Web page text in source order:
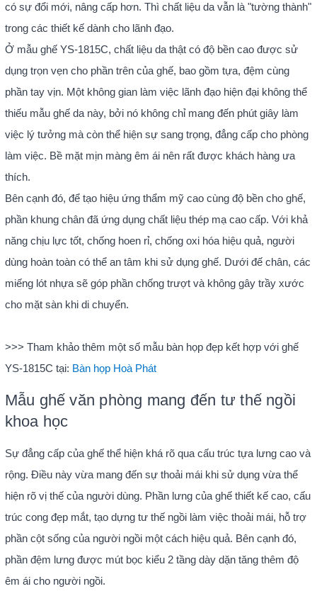
có sự đổi mới, nâng cấp hơn. Thì chất liệu da vẫn là "tường thành"
trong các thiết kế dành cho lãnh đạo.
Ở mẫu ghế YS-1815C, chất liệu da thật có độ bền cao được sử
dụng trọn vẹn cho phần trên của ghế, bao gồm tựa, đệm cùng
phần tay vịn. Một không gian làm việc lãnh đạo hiện đại không thể
thiếu mẫu ghế da này, bởi nó không chỉ mang đến phút giây làm
việc lý tưởng mà còn thể hiện sự sang trọng, đẳng cấp cho phòng
làm việc. Bề mặt mịn màng êm ái nên rất được khách hàng ưa
thích.
Bên cạnh đó, để tạo hiệu ứng thẩm mỹ cao cùng độ bền cho ghế,
phần khung chân đã ứng dụng chất liệu thép mạ cao cấp. Với khả
năng chịu lực tốt, chống hoen rỉ, chống oxi hóa hiệu quả, người
dùng hoàn toàn có thể an tâm khi sử dụng ghế. Dưới đế chân, các
miếng lót nhựa sẽ góp phần chống trượt và không gây trầy xước
cho mặt sàn khi di chuyển.
>>> Tham khảo thêm một số mẫu bàn họp đẹp kết hợp với ghế
YS-1815C tại: Bàn họp Hoà Phát
Mẫu ghế văn phòng mang đến tư thế ngồi
khoa học
Sự đẳng cấp của ghế thể hiện khá rõ qua cấu trúc tựa lưng cao và
rộng. Điều này vừa mang đến sự thoải mái khi sử dụng vừa thể
hiện rõ vị thế của người dùng. Phần lưng của ghế thiết kế cao, cấu
trúc cong đẹp mắt, tạo dựng tư thế ngồi làm việc thoải mái, hỗ trợ
phần cột sống của người ngồi một cách hiệu quả. Bên cạnh đó,
phần đệm lưng được mút bọc kiểu 2 tầng dày dặn tăng thêm độ
êm ái cho người ngồi.